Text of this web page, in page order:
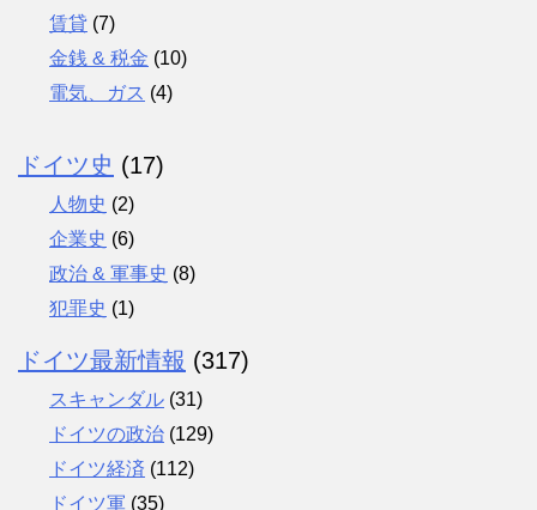
賃貸 (7)
金銭 & 税金 (10)
電気、ガス (4)
ドイツ史 (17)
人物史 (2)
企業史 (6)
政治 & 軍事史 (8)
犯罪史 (1)
ドイツ最新情報 (317)
スキャンダル (31)
ドイツの政治 (129)
ドイツ経済 (112)
ドイツ軍 (35)